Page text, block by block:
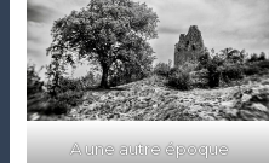
A une autre époque